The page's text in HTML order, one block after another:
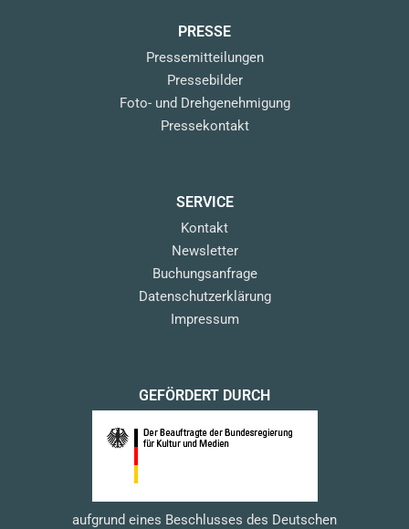
PRESSE
Pressemitteilungen
Pressebilder
Foto- und Drehgenehmigung
Pressekontakt
SERVICE
Kontakt
Newsletter
Buchungsanfrage
Datenschutzerklärung
Impressum
GEFÖRDERT DURCH
aufgrund eines Beschlusses des Deutschen